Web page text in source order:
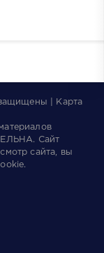
| Карта
Сайт
сайта, вы